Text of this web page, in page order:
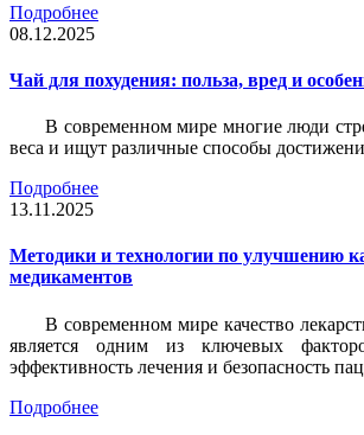
Подробнее
08.12.2025
Чай для похудения: польза, вред и
В современном мире многие люди
веса и ищут различные способы
Подробнее
13.11.2025
Методики и технологии по улучшению
медикаментов
В современном мире качество
является одним из ключевых
эффективность лечения и безопасность
Подробнее